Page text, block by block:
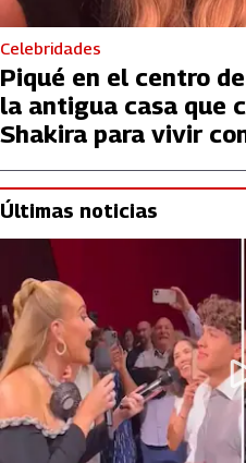
Celebridades
Piqué en el centro
la antigua casa que
Shakira para vivir
Últimas noticias